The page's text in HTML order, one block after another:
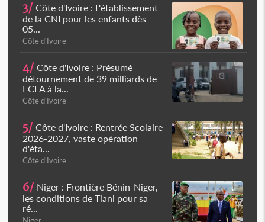
3/ Côte d'Ivoire : L'établissement
de la CNI pour les enfants dès
05...
Côte d'Ivoire
4/ Côte d'Ivoire : Présumé
détournement de 39 milliards de
FCFA à la...
Côte d'Ivoire
5/ Côte d'Ivoire : Rentrée Scolaire
2026-2027, vaste opération
d'éta...
Côte d'Ivoire
6/ Niger : Frontière Bénin-Niger,
les conditions de Tiani pour sa
ré...